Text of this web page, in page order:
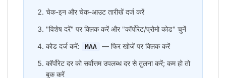
चेक-इन और चेक-आउट तारीखें दर्ज करें
"विशेष दरें" पर क्लिक करें और "कॉर्पोरेट/प्रोमो कोड" चुनें
कोड दर्ज करें:
MAA
— फिर खोजें पर क्लिक करें
कॉर्पोरेट दर को सर्वोत्तम उपलब्ध दर से तुलना करें; कम हो तो
बुक करें